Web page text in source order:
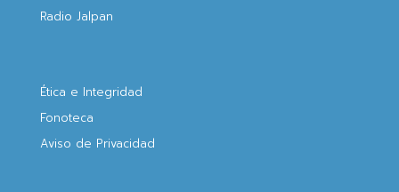
Radio Jalpan
Ética e Integridad
Fonoteca
Aviso de Privacidad